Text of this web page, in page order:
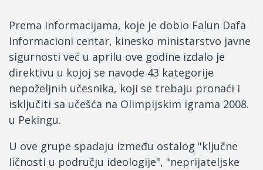
TV
Kontakt
Fejsbuk
Drugi jezici
Prema informacijama, koje je dobio Falun Dafa
Informacioni centar, kinesko ministarstvo javne
sigurnosti već u aprilu ove godine izdalo je
direktivu u kojoj se navode 43 kategorije
nepoželjnih učesnika, koji se trebaju pronaći i
isključiti sa učešća na Olimpijskim igrama 2008.
u Pekingu.
U ove grupe spadaju između ostalog "ključne
ličnosti u području ideologije", "neprijateljske